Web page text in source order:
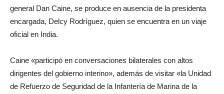
general Dan Caine, se produce en ausencia de la presidenta
encargada, Delcy Rodríguez, quien se encuentra en un viaje
oficial en India.
Caine «participó en conversaciones bilaterales con altos
dirigentes del gobierno interino», además de visitar «la Unidad
de Refuerzo de Seguridad de la Infantería de Marina de la